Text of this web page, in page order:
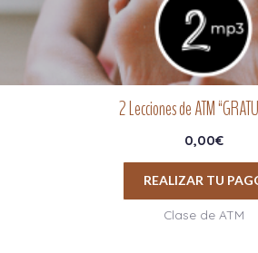
2 Lecciones de ATM
0,00€
REALIZAR TU
Clase de ATM